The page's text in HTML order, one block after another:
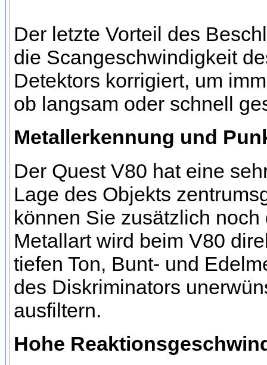
Der letzte Vorteil des
die Scangeschwindigkeit
Detektors korrigiert, um
ob langsam oder schnell
Metallerkennung und
Der Quest V80 hat eine
Lage des Objekts
können Sie zusätzlich
Metallart wird beim V80
tiefen Ton, Bunt- und
des Diskriminators
ausfiltern.
Hohe